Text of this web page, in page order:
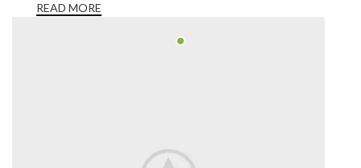
READ MORE